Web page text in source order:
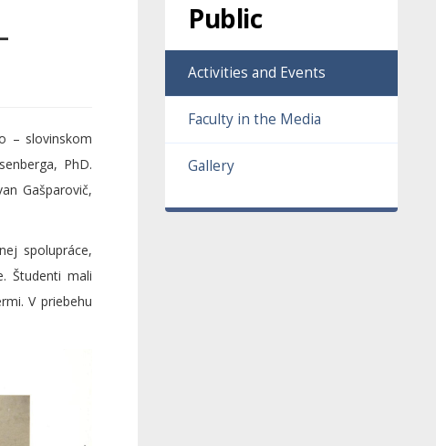
– slovinskom
PhD.
Gašparovič,
spolupráce,
Študenti mali
V priebehu
Public
Activities and Events
Faculty in the Media
Gallery